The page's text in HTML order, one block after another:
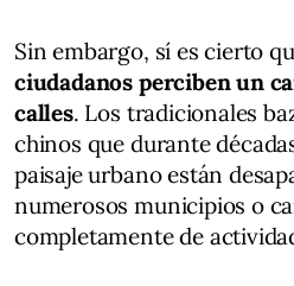
Sin embargo, sí es cierto
ciudadanos perciben un
calles. Los tradicionales
chinos que durante
paisaje urbano están
numerosos municipios o
completamente de